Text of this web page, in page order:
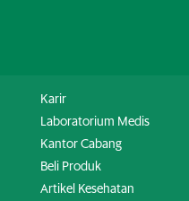
Karir
Laboratorium Medis
Kantor Cabang
Beli Produk
Artikel Kesehatan